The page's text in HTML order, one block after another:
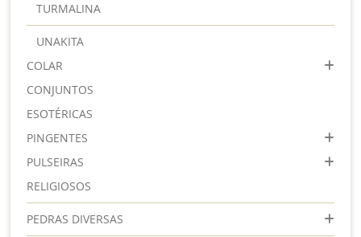
TURMALINA
UNAKITA
COLAR
CONJUNTOS
ESOTÉRICAS
PINGENTES
PULSEIRAS
RELIGIOSOS
PEDRAS DIVERSAS